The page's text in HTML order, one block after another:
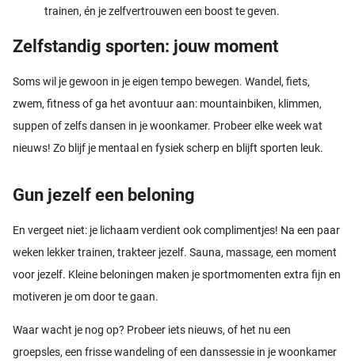
trainen, én je zelfvertrouwen een boost te geven.
Zelfstandig sporten: jouw moment
Soms wil je gewoon in je eigen tempo bewegen. Wandel, fiets,
zwem, fitness of ga het avontuur aan: mountainbiken, klimmen,
suppen of zelfs dansen in je woonkamer. Probeer elke week wat
nieuws! Zo blijf je mentaal en fysiek scherp en blijft sporten leuk.
Gun jezelf een beloning
En vergeet niet: je lichaam verdient ook complimentjes! Na een paar
weken lekker trainen, trakteer jezelf. Sauna, massage, een moment
voor jezelf. Kleine beloningen maken je sportmomenten extra fijn en
motiveren je om door te gaan.
Waar wacht je nog op? Probeer iets nieuws, of het nu een
groepsles, een frisse wandeling of een danssessie in je woonkamer